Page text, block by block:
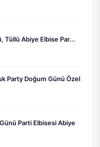
Tüllü Abiye Elbise Par...
Party Doğum Günü Özel
Parti Elbisesi Abiye